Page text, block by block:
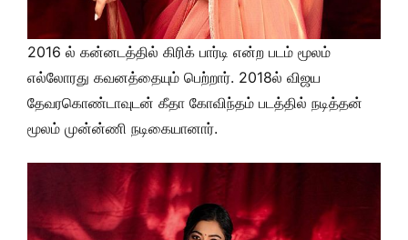
2016 ல் கன்னடத்தில் கிரிக் பார்டி என்ற படம் மூலம்
எல்லோரது கவனத்தையும் பெற்றார். 2018ல் விஜய
தேவரகொண்டாவுடன் கீதா கோவிந்தம் படத்தில் நடித்தன்
மூலம் முன்ன்ணி நடிகையானார்.